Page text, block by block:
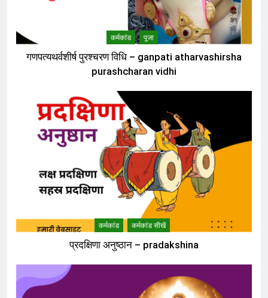
कर्मकांड पूजा
गणपत्यथर्वशीर्ष पुरश्चरण विधि – ganpati atharvashirsha
purashcharan vidhi
कर्मकांड कर्मकांड सीखें
प्रदक्षिणा अनुष्ठान – pradakshina